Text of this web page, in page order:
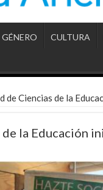
GÉNERO CULTURA
de Ciencias de la
la Educación